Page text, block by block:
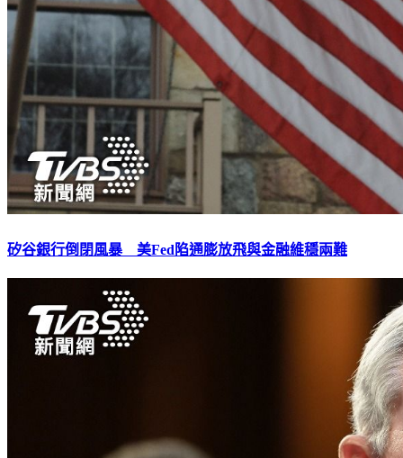
矽谷銀行倒閉風暴 美Fed陷通膨放飛與金融維穩兩難